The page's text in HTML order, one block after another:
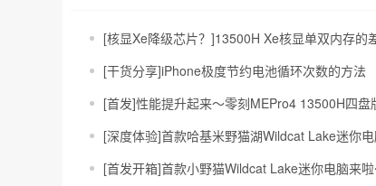
[核显Xe降级芯片？]13500H Xe核显单双内存的
[干货分享]iPhone极度节约电池循环次数的方法
[首发]性能提升起来～零刻MEPro4 13500H四盘
[深度体验]首款哈基米野猫湖Wildcat Lake迷你
[首发开箱]首款小野猫Wildcat Lake迷你电脑来